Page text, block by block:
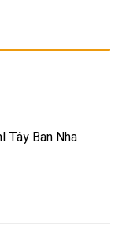
Tây Ban Nha